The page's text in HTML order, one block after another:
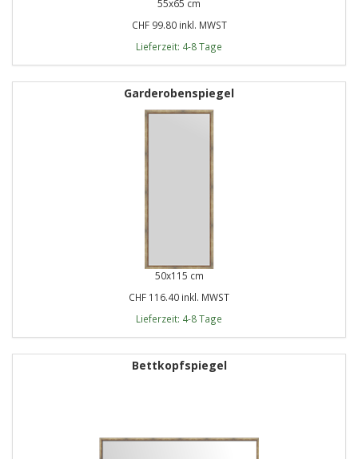
55x65 cm
CHF 99.80 inkl. MWST
Lieferzeit: 4-8 Tage
Garderobenspiegel
50x115 cm
CHF 116.40 inkl. MWST
Lieferzeit: 4-8 Tage
Bettkopfspiegel